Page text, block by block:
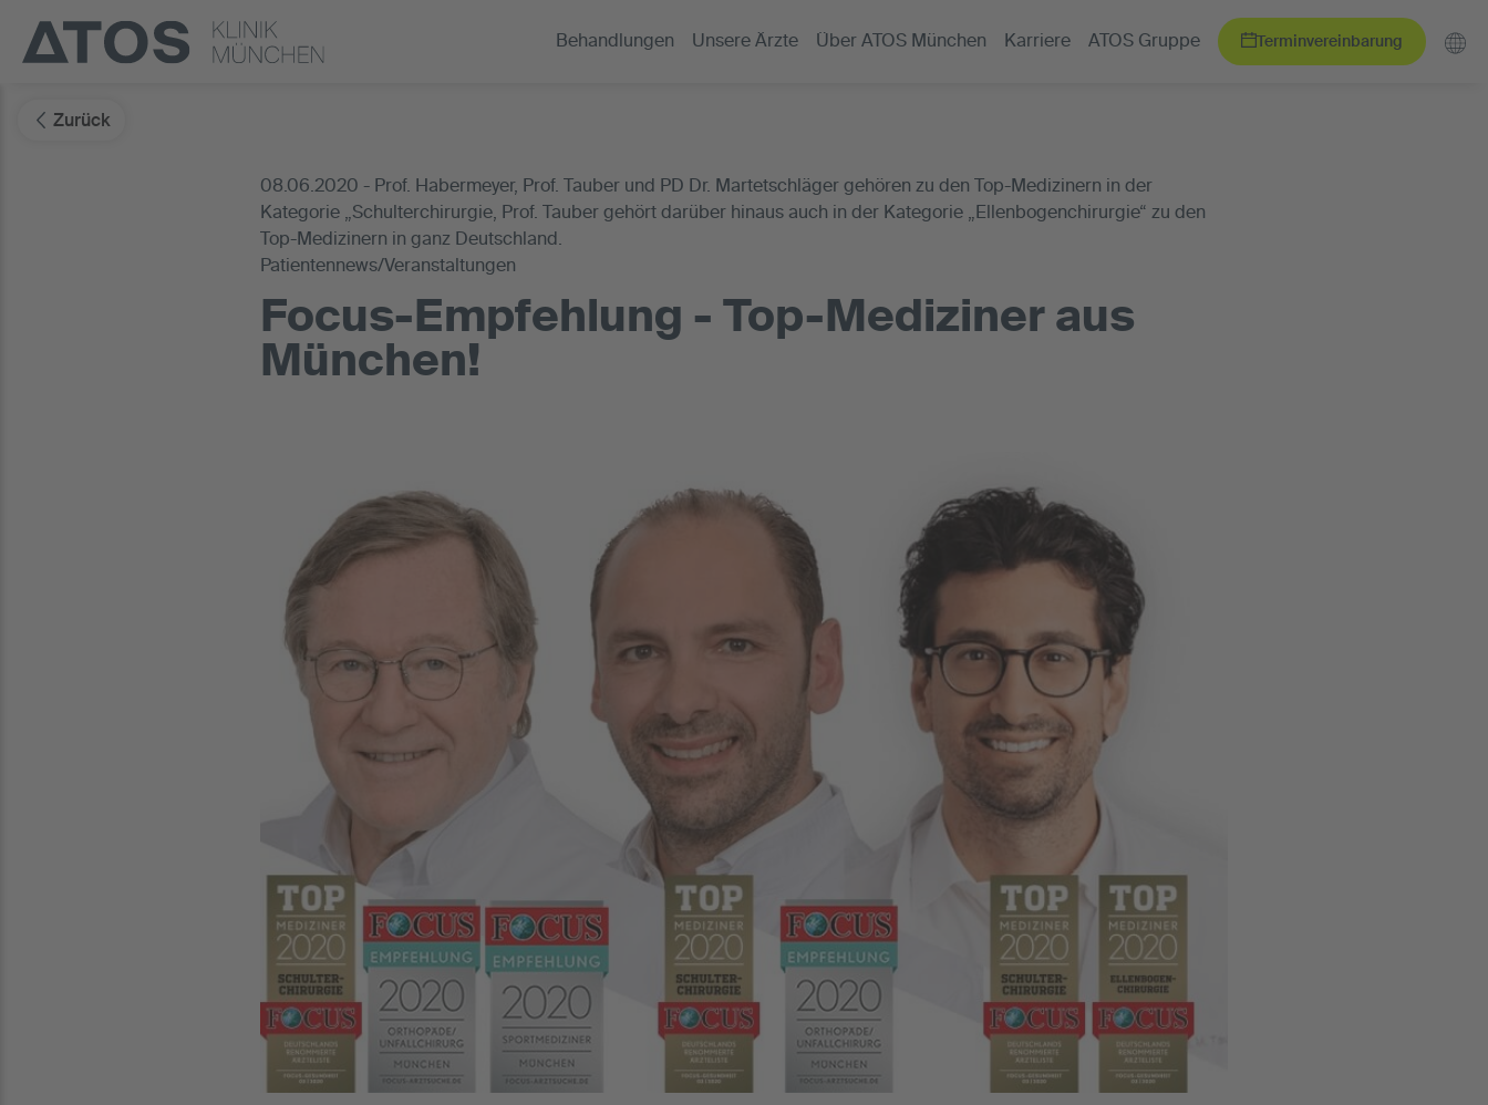
Behandlungen Unsere Ärzte Über ATOS München Karriere ATOS Gruppe Terminvereinbarung
Zurück
08.06.2020 - Prof. Habermeyer, Prof. Tauber und PD Dr. Martetschläger gehören zu den Top-Medizinern in der
Kategorie „Schulterchirurgie, Prof. Tauber gehört darüber hinaus auch in der Kategorie „Ellenbogenchirurgie“ zu den
Top-Medizinern in ganz Deutschland.
Patientennews/Veranstaltungen
Focus-Empfehlung - Top-Mediziner aus
München!